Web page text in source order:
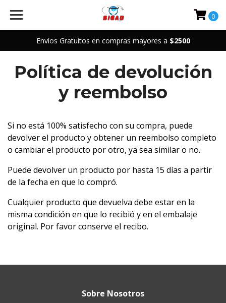
Envíos Gratuitos en compras mayores a $2500
0
Política de devolución
y reembolso
Si no está 100% satisfecho con su compra, puede
devolver el producto y obtener un reembolso completo
o cambiar el producto por otro, ya sea similar o no.
Puede devolver un producto por hasta 15 días a partir
de la fecha en que lo compró.
Cualquier producto que devuelva debe estar en la
misma condición en que lo recibió y en el embalaje
original. Por favor conserve el recibo.
Sobre Nosotros